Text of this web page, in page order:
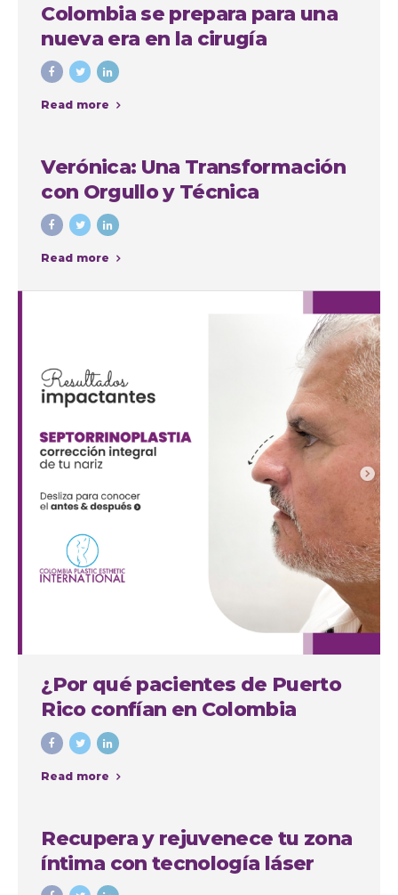
Colombia se prepara para una
nueva era en la cirugía
estética: avanza proyecto de
ley que regula las
intervenciones con fines
Read more
Verónica: Una Transformación
con Orgullo y Técnica
Read more
¿Por qué pacientes de Puerto
Rico confían en Colombia
Plastic para su septorinoplastia
en Medellín?
Read more
Recupera y rejuvenece tu zona
íntima con tecnología láser